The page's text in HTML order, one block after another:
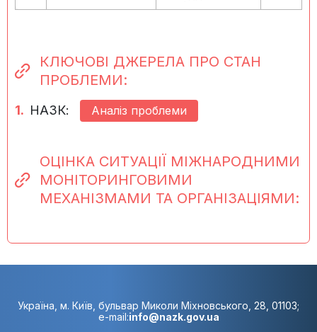
КЛЮЧОВІ ДЖЕРЕЛА ПРО СТАН
ПРОБЛЕМИ:
1. НАЗК: Аналіз проблеми
ОЦІНКА СИТУАЦІЇ МІЖНАРОДНИМИ
МОНІТОРИНГОВИМИ
МЕХАНІЗМАМИ ТА ОРГАНІЗАЦІЯМИ:
Україна, м. Київ, бульвар Миколи Міхновського, 28, 01103;
e-mail:info@nazk.gov.ua